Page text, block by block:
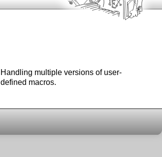
Handling multiple versions of user-
defined macros.